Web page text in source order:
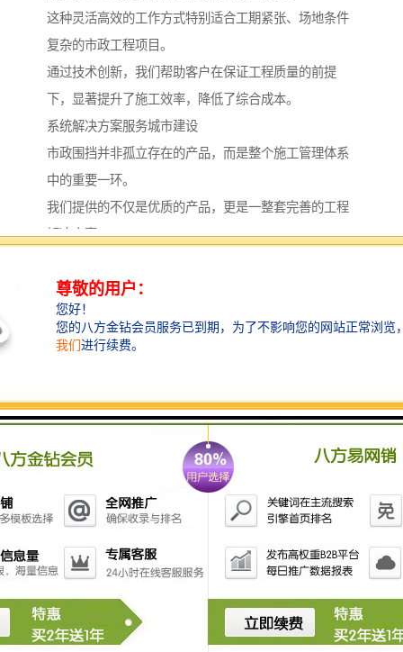
这种灵活高效的工作方式特别适合工期紧张、场地条件
复杂的市政工程项目。
通过技术创新，我们帮助客户在保证工程质量的前提
下，显著提升了施工效率，降低了综合成本。
系统解决方案服务城市建设
市政围挡并非孤立存在的产品，而是整个施工管理体系
中的重要一环。
我们提供的不仅是优质的产品，更是一整套完善的工程
解决方案。
导，再到后期的维护支持，我们形成了完整的服务体
系。
我们的专业团队能够根据不同的工程特点和场地条件，
目，我们都能提供专业可靠的技术支持。
多元产品满足不同需求
现代城市建设项目的多样性决定了围挡需求的差异化。
我们开发了多种类型的围挡产品，包括单板围挡、复合
围挡等，每种产品都有其特定的适用场景和性能优势。
单板围挡轻便易装，适合短期工程和场地条件受限的项
工期较长、对周边环境影响敏感的重点工程。
此外，我们还提供多种表面处理和颜色选择，使围挡不